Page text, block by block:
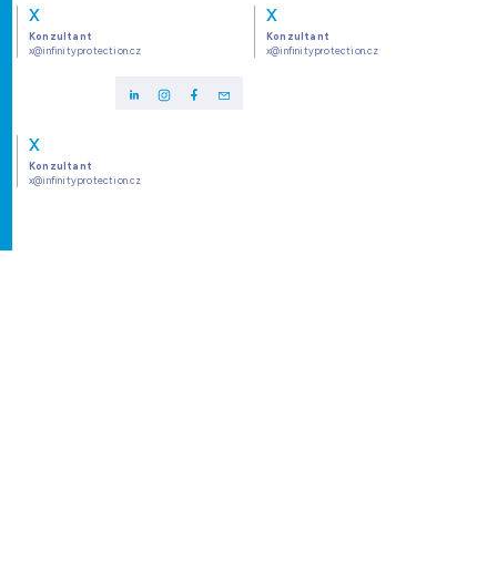
X
Konzultant
x@infinityprotection.cz
X
Konzultant
x@infinityprotection.cz
X
Konzultant
x@infinityprotection.cz